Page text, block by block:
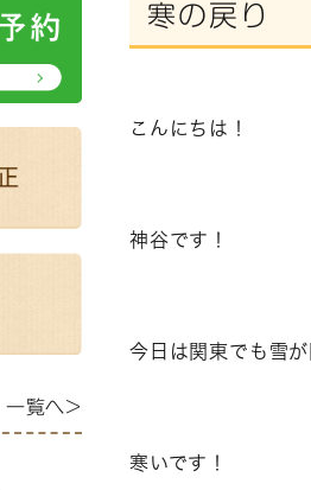
寒の戻り
こんにちは！
神谷です！
今日は関東でも雪が
寒いです！
一覧へ>